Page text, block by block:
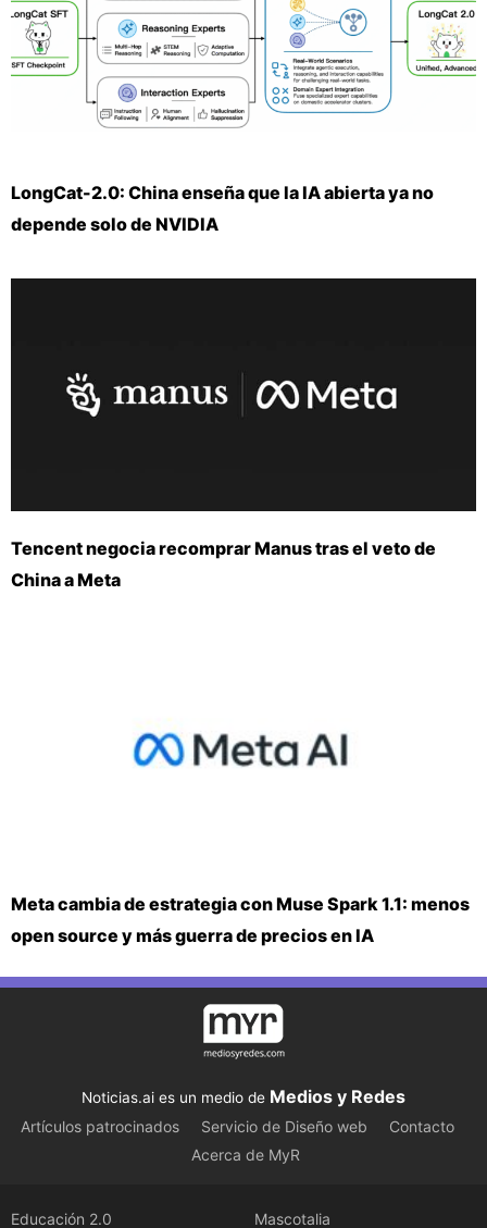
LongCat-2.0: China enseña que la IA abierta ya no
depende solo de NVIDIA
Tencent negocia recomprar Manus tras el veto de
China a Meta
Meta cambia de estrategia con Muse Spark 1.1: menos
open source y más guerra de precios en IA
Noticias.ai es un medio de Medios y Redes
Artículos patrocinados Servicio de Diseño web
Contacto
Acerca de MyR
Educación 2.0 Mascotalia